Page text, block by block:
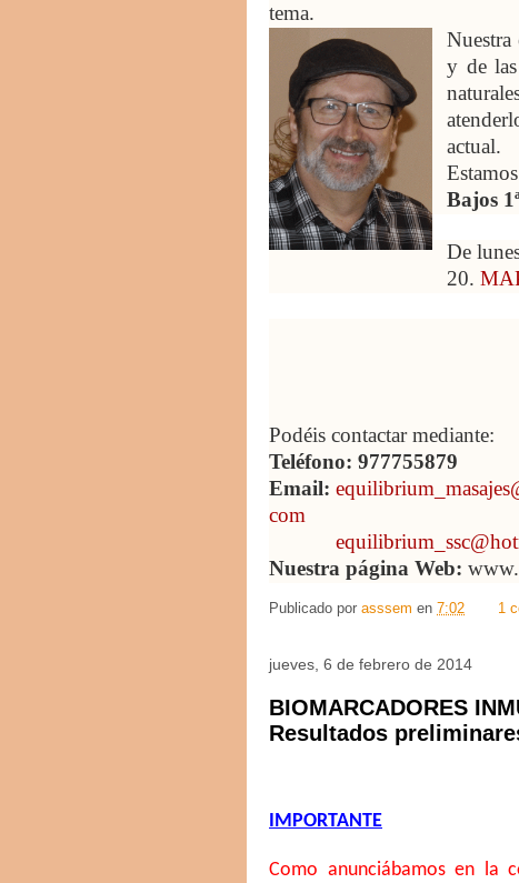
tema.
y de las
actual.
Bajos
De
20.
Podéis contactar mediante:
Teléfono: 977755879
Email:
com
Nuestra página Web:
Publicado por asssem en 7:02 1
jueves, 6 de febrero de 2014
BIOMARCADORES
Resultados
IMPORTANTE
Como anunciábamos en la